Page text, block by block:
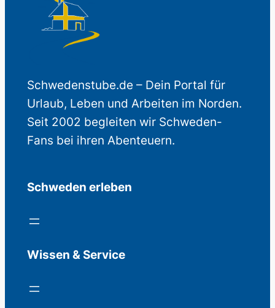
Schwedenstube.de – Dein Portal für
Urlaub, Leben und Arbeiten im Norden.
Seit 2002 begleiten wir Schweden-
Fans bei ihren Abenteuern.
Schweden erleben
Wissen & Service